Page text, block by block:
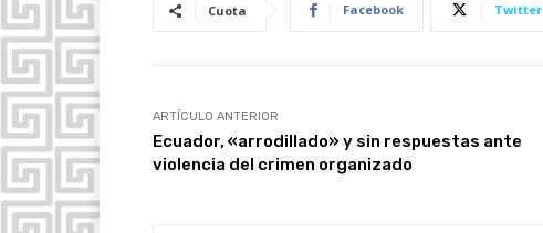
Cuota Facebook Twitter
ARTÍCULO ANTERIOR
Ecuador, «arrodillado» y sin respuestas ante
violencia del crimen organizado